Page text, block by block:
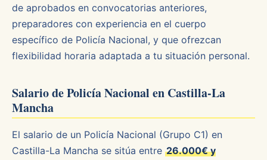
de aprobados en convocatorias anteriores,
preparadores con experiencia en el cuerpo
específico de Policía Nacional, y que ofrezcan
flexibilidad horaria adaptada a tu situación personal.
Salario de Policía Nacional en Castilla-La
Mancha
El salario de un Policía Nacional (Grupo C1) en
Castilla-La Mancha se sitúa entre 26.000€ y